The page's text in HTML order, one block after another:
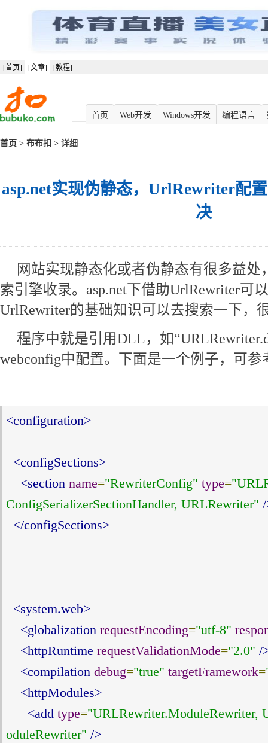
[首页] [文章] [教程]
首页 Web开发 Windows开发 编程语言
首页 > 布布扣 > 详细
asp.net实现伪静态，UrlRewriter配
决
网站实现静态化或者伪静态有很多益处
索引擎收录。asp.net下借助UrlRewriter可
UrlRewriter的基础知识可以去搜索一下，
程序中就是引用DLL，如
webconfig中配置。下面是一个例子，可参
<configuration>
<configSections>
<section name="RewriterConfig" type=
ConfigSerializerSectionHandler, URLRewriter"
</configSections>
<system.web>
<globalization requestEncoding="utf-8"
<httpRuntime requestValidationMode="2.0" /
<compilation debug="true" targetFramework=
<httpModules>
<add type="URLRewriter.ModuleRewriter,
oduleRewriter" />